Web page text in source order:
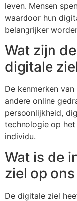
leven. Mensen
waardoor hun
belangrijker
Wat zijn
digitale
De kenmerken
andere online
persoonlijkheid,
technologie op
individu.
Wat is de
ziel op
De digitale ziel